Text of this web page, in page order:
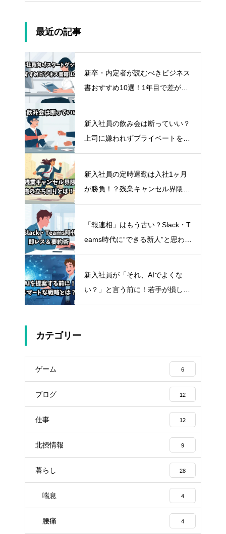
最近の記事
新卒・内定者が読むべきビジネス
書おすすめ10選！1年目で差がつ
く“タイパ最強”自己投資術
新入社員の飲み会は断っていい？
上司に嫌われずプライベートを守
るスマートな断り方
新入社員の定時退勤は入社1ヶ月
が勝負！？残業キャンセル界隈の
スマートな立ち回り方
「報連相」はもう古い？Slack・T
eams時代に“できる新人”と思わせ
る即レス＆要約術
新入社員が「それ、AIでよくな
い？」と言う前に！若手が損しな
いスマートな立ち回り方
カテゴリー
ゲーム 6
ブログ 12
仕事 12
北摂情報 9
暮らし 28
喘息 4
腰痛 4